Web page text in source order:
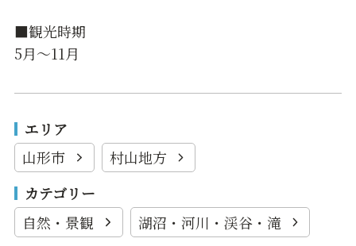
■観光時期
5月～11月
エリア
山形市
村山地方
カテゴリー
自然・景観
湖沼・河川・渓谷・滝